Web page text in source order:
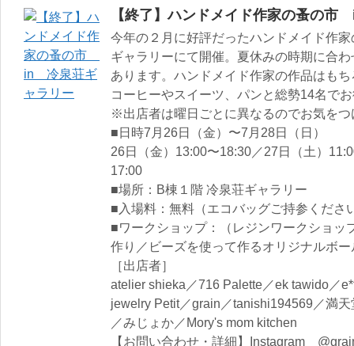
【終了】ハンドメイド作家の蚤の
今年の２月に好評だったハンドメイド作
ギャラリーにて開催。夏休みの時期に合
あります。ハンドメイド作家の作品はも
コーヒーやスイーツ、パンと総勢14名で
※出店者は曜日ごとに異なるのでお気をつ
■日時7月26日（金）〜7月28日（日）
26日（金）13:00〜18:30／27日（土）
17:00
■場所：B棟１階 冷泉荘ギャラリー
■入場料：無料（エコバッグご持参くださ
■ワークショップ：（レジンワークショッ
作り／ビーズを使って作るオリジナルボ
［出店者］
atelier shieka／716 Palette／ek tawido／
jewelry Petit／grain／tanishi194569／満
／みじょか／Mory's mom kitchen
【お問い合わせ・詳細】Instagram